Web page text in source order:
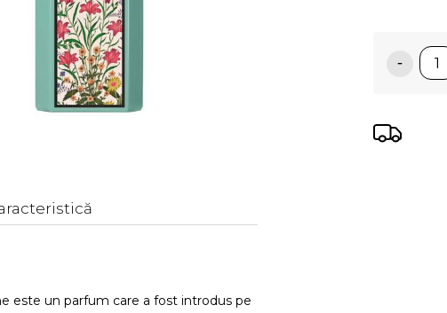
este un parfum care a fost introdus pe